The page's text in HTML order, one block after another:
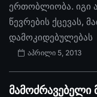
ერთობლიობა. იგი
წევრების ქცევას,
დამოკიდებულებას
აპრილი 5, 2013
მამოძრავებელი